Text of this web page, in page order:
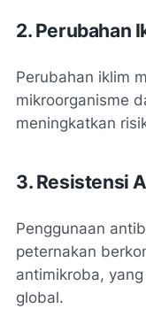
2. Perubahan
Perubahan iklim
mikroorganisme
meningkatkan
3. Resistensi
Penggunaan
peternakan
antimikroba,
global.